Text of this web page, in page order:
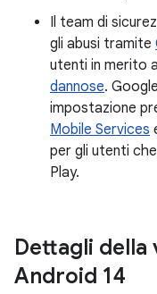
Il team di
gli abusi tramite
utenti in merito
dannose.
impostazione
Mobile Services
per gli utenti
Play.
Dettagli della
Android 14